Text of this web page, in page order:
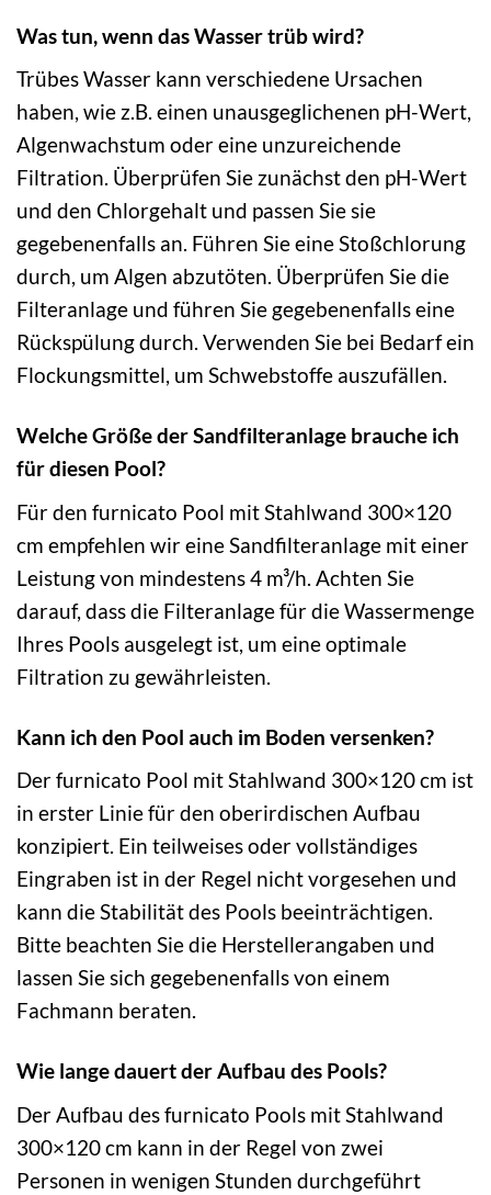
Was tun, wenn das Wasser trüb wird?
Trübes Wasser kann verschiedene Ursachen
haben, wie z.B. einen unausgeglichenen pH-Wert,
Algenwachstum oder eine unzureichende
Filtration. Überprüfen Sie zunächst den pH-Wert
und den Chlorgehalt und passen Sie sie
gegebenenfalls an. Führen Sie eine Stoßchlorung
durch, um Algen abzutöten. Überprüfen Sie die
Filteranlage und führen Sie gegebenenfalls eine
Rückspülung durch. Verwenden Sie bei Bedarf ein
Flockungsmittel, um Schwebstoffe auszufällen.
Welche Größe der Sandfilteranlage brauche ich
für diesen Pool?
Für den furnicato Pool mit Stahlwand 300×120
cm empfehlen wir eine Sandfilteranlage mit einer
Leistung von mindestens 4 m³/h. Achten Sie
darauf, dass die Filteranlage für die Wassermenge
Ihres Pools ausgelegt ist, um eine optimale
Filtration zu gewährleisten.
Kann ich den Pool auch im Boden versenken?
Der furnicato Pool mit Stahlwand 300×120 cm ist
in erster Linie für den oberirdischen Aufbau
konzipiert. Ein teilweises oder vollständiges
Eingraben ist in der Regel nicht vorgesehen und
kann die Stabilität des Pools beeinträchtigen.
Bitte beachten Sie die Herstellerangaben und
lassen Sie sich gegebenenfalls von einem
Fachmann beraten.
Wie lange dauert der Aufbau des Pools?
Der Aufbau des furnicato Pools mit Stahlwand
300×120 cm kann in der Regel von zwei
Personen in wenigen Stunden durchgeführt